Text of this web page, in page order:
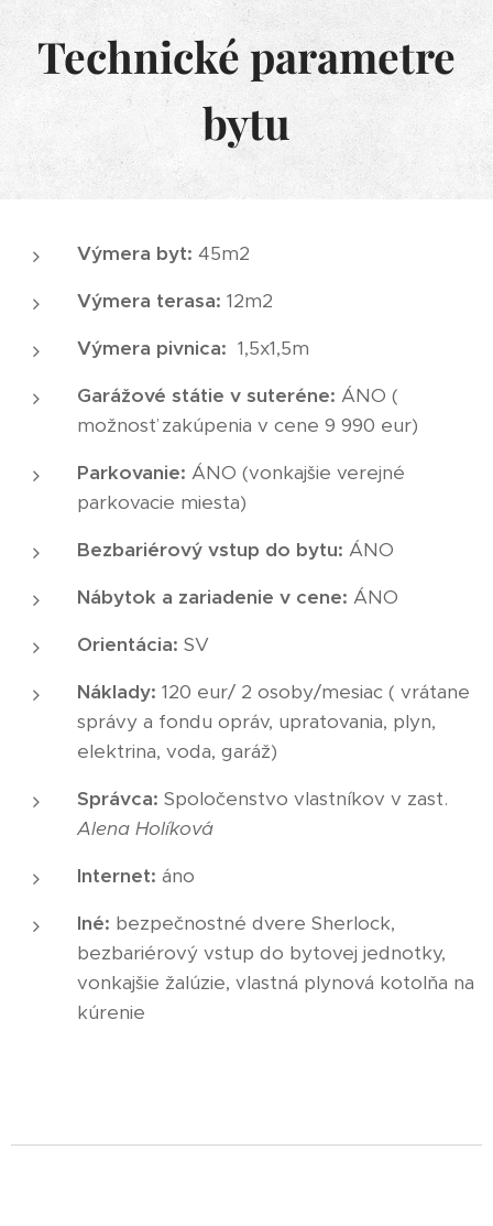
Technické parametre
bytu
Výmera byt: 45m2
Výmera terasa: 12m2
Výmera pivnica: 1,5x1,5m
Garážové státie v suteréne: ÁNO (
možnosť zakúpenia v cene 9 990 eur)
Parkovanie: ÁNO (vonkajšie verejné
parkovacie miesta)
Bezbariérový vstup do bytu: ÁNO
Nábytok a zariadenie v cene: ÁNO
Orientácia: SV
Náklady: 120 eur/ 2 osoby/mesiac ( vrátane
správy a fondu opráv, upratovania, plyn,
elektrina, voda, garáž)
Správca: Spoločenstvo vlastníkov v zast.
Alena Holíková
Internet: áno
Iné: bezpečnostné dvere Sherlock,
bezbariérový vstup do bytovej jednotky,
vonkajšie žalúzie, vlastná plynová kotolňa na
kúrenie